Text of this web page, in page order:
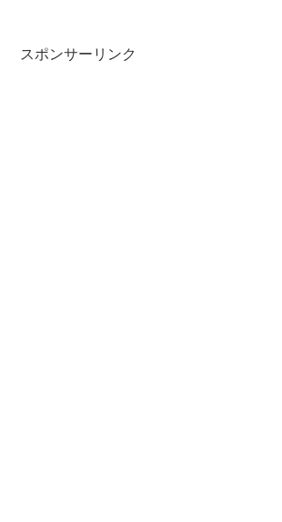
スポンサーリンク